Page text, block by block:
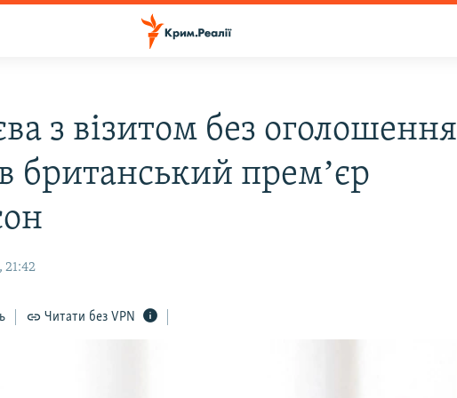
з візитом без оголошення
британський премʼєр
21:42
Читати без VPN